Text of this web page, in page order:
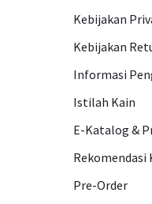
Kebijakan
Kebijakan
Informasi
Istilah Kain
E-Katalog &
Rekomendasi
Pre-Order